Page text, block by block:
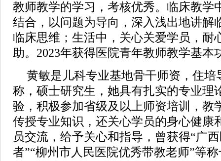
教师教学的学习，考核优秀。临床教学
结合，以问题为导向，深入浅出地讲解
临床思维；生活中，关心关爱学员，耐
助。2023年获得医院青年教师教学基本
黄敏是儿科专业基地骨干师资，住培
称，硕士研究生，她具有扎实的专业理
验，积极参加省级及以上师资培训，教
传授专业知识，还关心学员的身心健康
员交流，给予关心和指导，曾获得“广
者”“柳州市人民医院优秀带教老师”等